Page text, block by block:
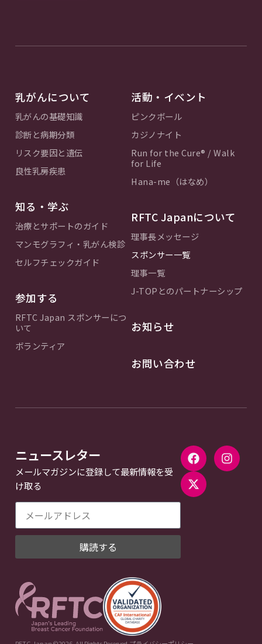
乳がんについて
乳がんの基礎知識
診断と病期分類
リスク要因と遺伝
良性乳房疾患
知る・学ぶ
治療とサポートのガイド
マンモグラフィ・乳がん検診
セルフチェックガイド
参加する
RFTC Japan スポンサーにつ
いて
ボランティア
活動・イベント
ピンクボール
カジノナイト
Run for the Cure® / Walk
for Life
Hana-me（はなめ）
RFTC Japanについて
理事長メッセージ
スポンサー一覧
理事一覧
J-TOPとのパートナーシップ
お知らせ
お問い合わせ
ニュースレター
メールマガジンに登録して最新情報を受
け取る
購読する